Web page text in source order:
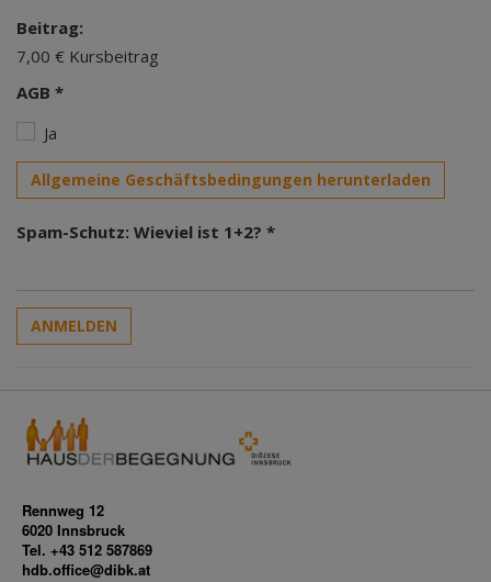
Beitrag:
7,00 € Kursbeitrag
AGB *
Ja
Allgemeine Geschäftsbedingungen herunterladen
Spam-Schutz: Wieviel ist 1+2? *
ANMELDEN
Rennweg 12
6020 Innsbruck
Tel. +43 512 587869
hdb.office@dibk.at